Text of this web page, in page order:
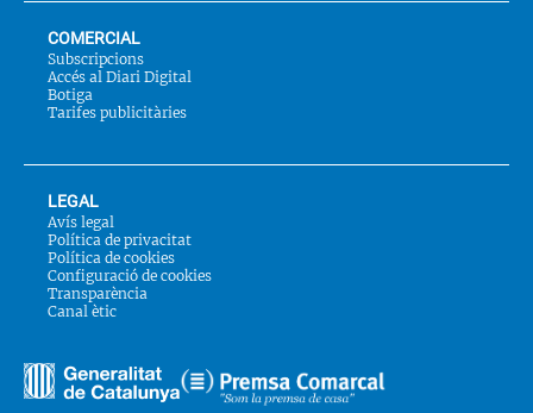
COMERCIAL
Subscripcions
Accés al Diari Digital
Botiga
Tarifes publicitàries
LEGAL
Avís legal
Política de privacitat
Política de cookies
Configuració de cookies
Transparència
Canal ètic